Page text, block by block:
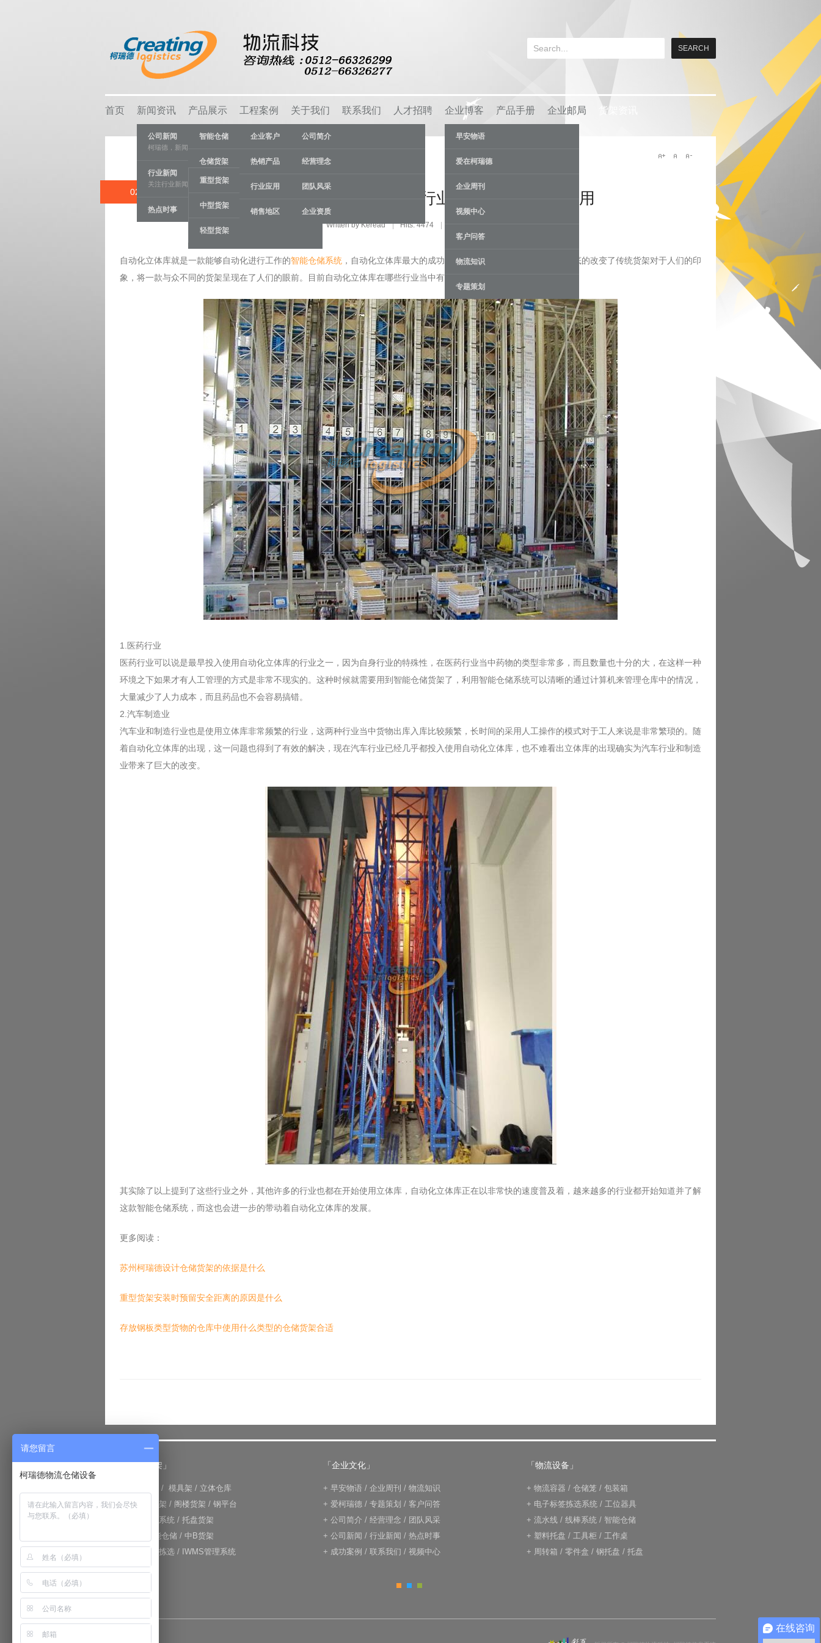
首页 新闻资讯
公司新闻
柯瑞德，新闻资讯
行业新闻
关注行业新闻，推动行业发展。
热点时事
产品展示
智能仓储
仓储货架
重型货架
中型货架
轻型货架
物流容器
车间设备
线棒系统
工程案例
企业客户
热销产品
行业应用
销售地区
关于我们
公司简介
经营理念
团队风采
企业资质
联系我们 人才招聘 企业博客
早安物语
爱在柯瑞德
企业周刊
视频中心
客户问答
物流知识
专题策划
产品手册 企业邮局 货架资讯
02 JUL 自动化立体库在哪些行业当中有着广泛的应用
Written by Keread Hits: 4474
自动化立体库就是一款能够自动化进行工作的智能仓储系统 ，自动化立体库最大的成功就是结合了自动化的科学技术，彻底的改变了传统货架对于人们的印
象，将一款与众不同的货架呈现在了人们的眼前。目前自动化立体库在哪些行业当中有着广泛的应用呢。
1.医药行业
医药行业可以说是最早投入使用自动化立体库的行业之一，因为自身行业的特殊性，在医药行业当中药物的类型非常多，而且数量也十分的大，在这样一种
环境之下如果才有人工管理的方式是非常不现实的。这种时候就需要用到智能仓储货架了，利用智能仓储系统可以清晰的通过计算机来管理仓库中的情况，
大量减少了人力成本，而且药品也不会容易搞错。
2.汽车制造业
汽车业和制造行业也是使用立体库非常频繁的行业，这两种行业当中货物出库入库比较频繁，长时间的采用人工操作的模式对于工人来说是非常繁琐的。随
着自动化立体库的出现，这一问题也得到了有效的解决，现在汽车行业已经几乎都投入使用自动化立体库，也不难看出立体库的出现确实为汽车行业和制造
业带来了巨大的改变。
其实除了以上提到了这些行业之外，其他许多的行业也都在开始使用立体库，自动化立体库正在以非常快的速度普及着，越来越多的行业都开始知道并了解
这款智能仓储系统，而这也会进一步的带动着自动化立体库的发展。
更多阅读：
苏州柯瑞德设计仓储货架的依据是什么
重型货架安装时预留安全距离的原因是什么
存放钢板类型货物的仓库中使用什么类型的仓储货架合适
「仓储货架」
/ 模具架 / 立体仓库
+重力式货架 / 阁楼货架 / 钢平台
仓库输送系统 / 托盘货架
RFID智能仓储 / 中B货架
电子标签拣选 / IWMS管理系统
「企业文化」
+ 早安物语 / 企业周刊 / 物流知识
+ 爱柯瑞德 / 专题策划 / 客户问答
+ 公司简介 / 经营理念 / 团队风采
+ 公司新闻 / 行业新闻 / 热点时事
+ 成功案例 / 联系我们 / 视频中心
「物流设备」
+ 物流容器 / 仓储笼 / 包装箱
+ 电子标签拣选系统 / 工位器具
+ 流水线 / 线棒系统 / 智能仓储
+ 塑料托盘 / 工具柜 / 工作桌
+ 周转箱 / 零件盒 / 钢托盘 / 托盘
在线咨询
请您留言
柯瑞德物流仓储设备